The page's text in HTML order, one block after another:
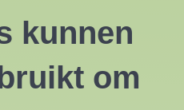
kunnen
om